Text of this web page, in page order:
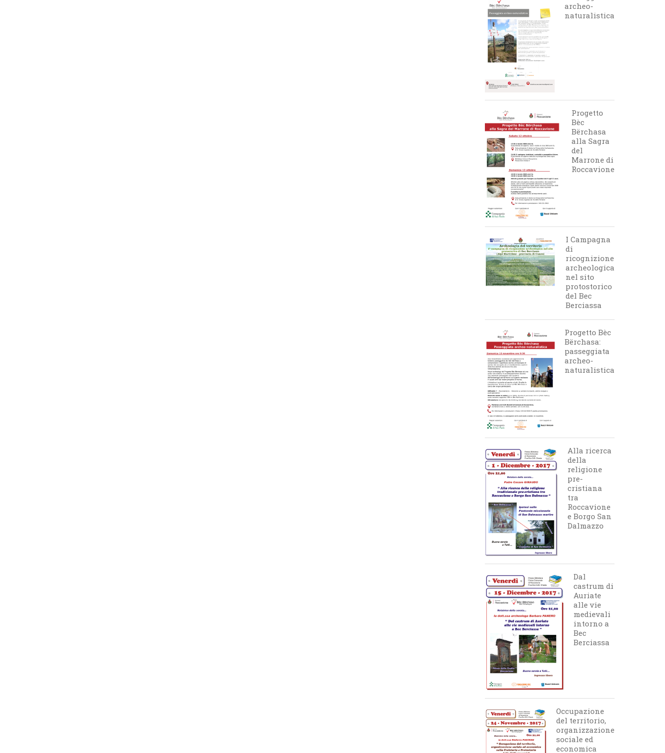
archeo-
naturalistica
Progetto
Bèc
Bërchasa
alla Sagra
del
Marrone di
Roccavione
I Campagna
di
ricognizione
archeologica
nel sito
protostorico
del Bec
Berciassa
Progetto Bèc
Bërchasa:
passeggiata
archeo-
naturalistica
Alla ricerca
della
religione
pre-
cristiana
tra
Roccavione
e Borgo San
Dalmazzo
Dal
castrum di
Auriate
alle vie
medievali
intorno a
Bec
Berciassa
Occupazione
del territorio,
organizzazione
sociale ed
economica